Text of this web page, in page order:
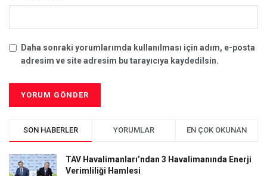
Daha sonraki yorumlarımda kullanılması için adım, e-posta
adresim ve site adresim bu tarayıcıya kaydedilsin.
SON HABERLER YORUMLAR EN ÇOK OKUNAN
TAV Havalimanları’ndan 3 Havalimanında Enerji
Verimliliği Hamlesi